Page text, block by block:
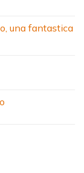
una fantastica